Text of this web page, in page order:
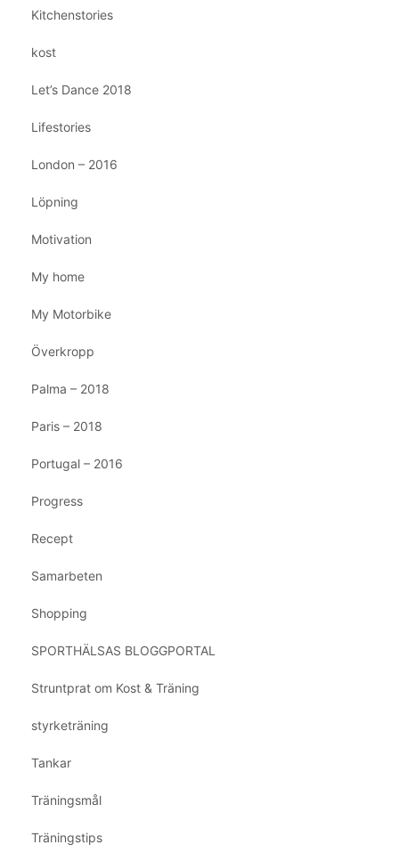
Kitchenstories
kost
Let’s Dance 2018
Lifestories
London – 2016
Löpning
Motivation
My home
My Motorbike
Överkropp
Palma – 2018
Paris – 2018
Portugal – 2016
Progress
Recept
Samarbeten
Shopping
SPORTHÄLSAS BLOGGPORTAL
Struntprat om Kost & Träning
styrketräning
Tankar
Träningsmål
Träningstips